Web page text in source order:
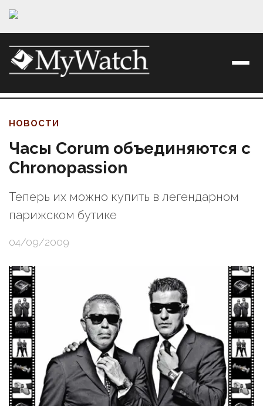
НОВОСТИ
Часы Corum объединяются с
Chronopassion
Теперь их можно купить в легендарном
парижском бутике
04/09/2009